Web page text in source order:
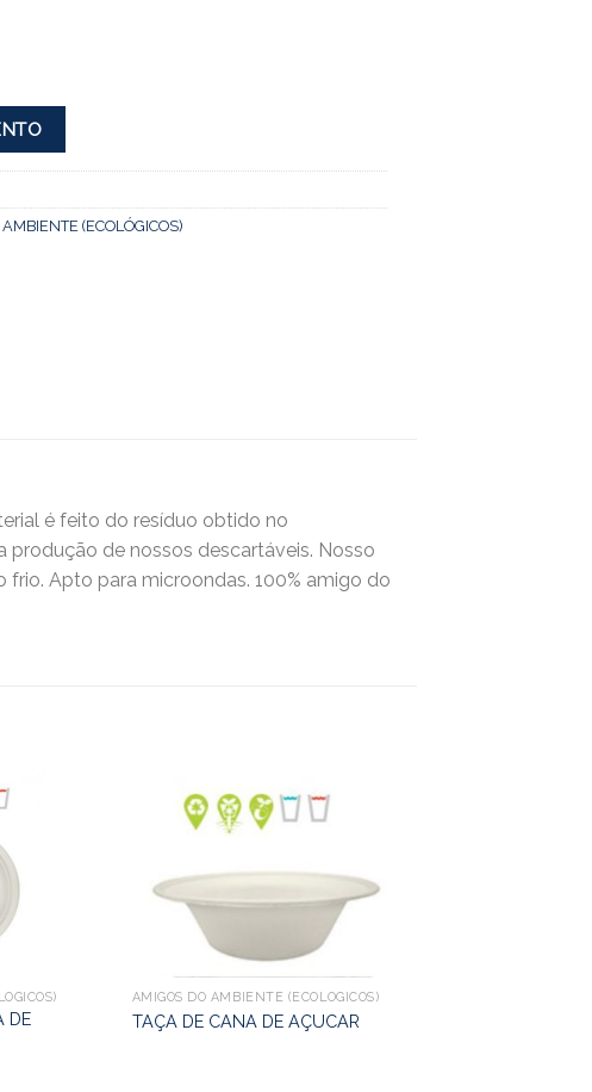
(ECOLÓGICOS)
é feito do resíduo obtido no
produção de nossos descartáveis. Nosso
Apto para microondas. 100% amigo do
DE
AMIGOS DO AMBIENTE (ECOLÓGICOS)
TAÇA DE CANA DE AÇUCAR